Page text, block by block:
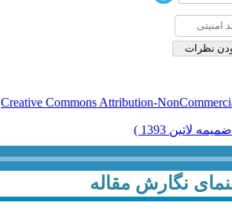
Creative Commons Attribution-
نگارش مقاله